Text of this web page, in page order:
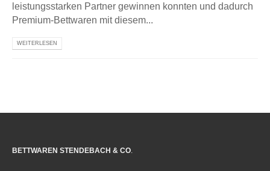
leistungsstarken Partner gewinnen konnten und dadurch
Premium-Bettwaren mit diesem...
WEITERLESEN
BETTWAREN STENDEBACH & CO